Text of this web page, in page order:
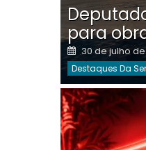
para
Posted
on
30 de julho
Destaques Da